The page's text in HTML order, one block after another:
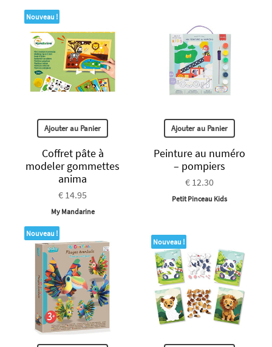
Nouveau !
Ajouter au Panier
Coffret pâte à
modeler gommettes
anima
€ 14.95
My Mandarine
Ajouter au Panier
Peinture au numéro
– pompiers
€ 12.30
Petit Pinceau Kids
Nouveau !
Nouveau !